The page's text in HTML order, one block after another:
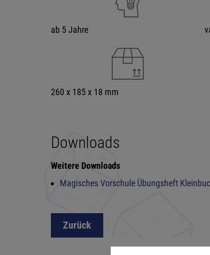
ab 5 Jahre
260 x 185 x 18 mm
Downloads
Weitere Downloads
Magisches Vorschule Übungsheft
Zurück